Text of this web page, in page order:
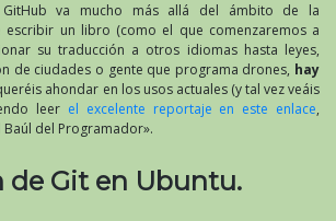
va mucho más allá del ámbito de la
escribir un libro (como el que comenzaremos a
su traducción a otros idiomas hasta leyes,
de ciudades o gente que programa drones, hay
ahondar en los usos actuales (y tal vez veáis
leer el excelente reportaje en este enlace,
Baúl del Programador».
de Git en Ubuntu.